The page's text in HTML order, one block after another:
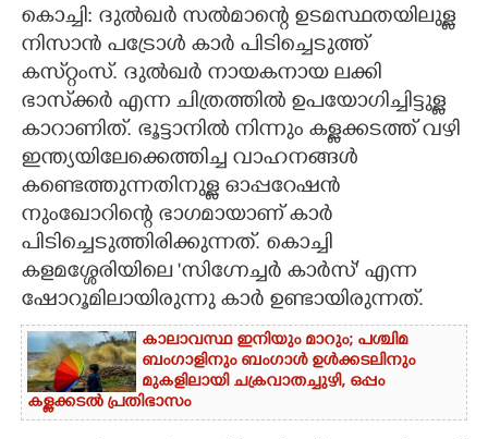
CARTOONS
LITERATURE
ZOOM
കൊച്ചി: ദുൽഖർ സൽമാന്റെ ഉടമസ്ഥതയിലുള്ള
നിസാൻ പട്രോൾ കാർ പിടിച്ചെടുത്ത്
കസ്‌റ്റംസ്. ദുൽഖർ നായകനായ ലക്കി
ഭാസ്‌ക്കർ എന്ന ചിത്രത്തിൽ ഉപയോഗിച്ചിട്ടുള്ള
കാറാണിത്. ഭൂട്ടാനിൽ നിന്നും കള്ളക്കടത്ത് വഴി
ഇന്ത്യയിലേക്കെത്തിച്ച വാഹനങ്ങൾ
കണ്ടെത്തുന്നതിനുള്ള ഓപ്പറേഷൻ
നുംഖോറിന്റെ ഭാഗമായാണ് കാർ
പിടിച്ചെടുത്തിരിക്കുന്നത്. കൊച്ചി
കളമശ്ശേരിയിലെ 'സിഗ്നേച്ചർ കാർസ്' എന്ന
ഷോറൂമിലായിരുന്നു കാർ ഉണ്ടായിരുന്നത്.
കാലാവസ്ഥ ഇനിയും മാറും; പശ്ചിമ
ബംഗാളിനും ബംഗാൾ ഉൾക്കടലിനും
മുകളിലായി ചക്രവാതച്ചുഴി, ഒപ്പം
കള്ളക്കടൽ പ്രതിഭാസം